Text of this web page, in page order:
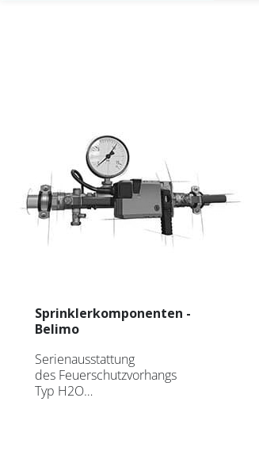
Sprinklerkomponenten -
Belimo
Serienausstattung
des Feuerschutzvorhangs
Typ H2O…